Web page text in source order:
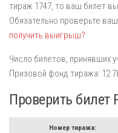
тираж 1747, то ваш билет
Обязательно проверьте
получить выигрыш?
Число билетов, принявших
Призовой фонд тиража: 12
Проверить билет
Номер тиража: